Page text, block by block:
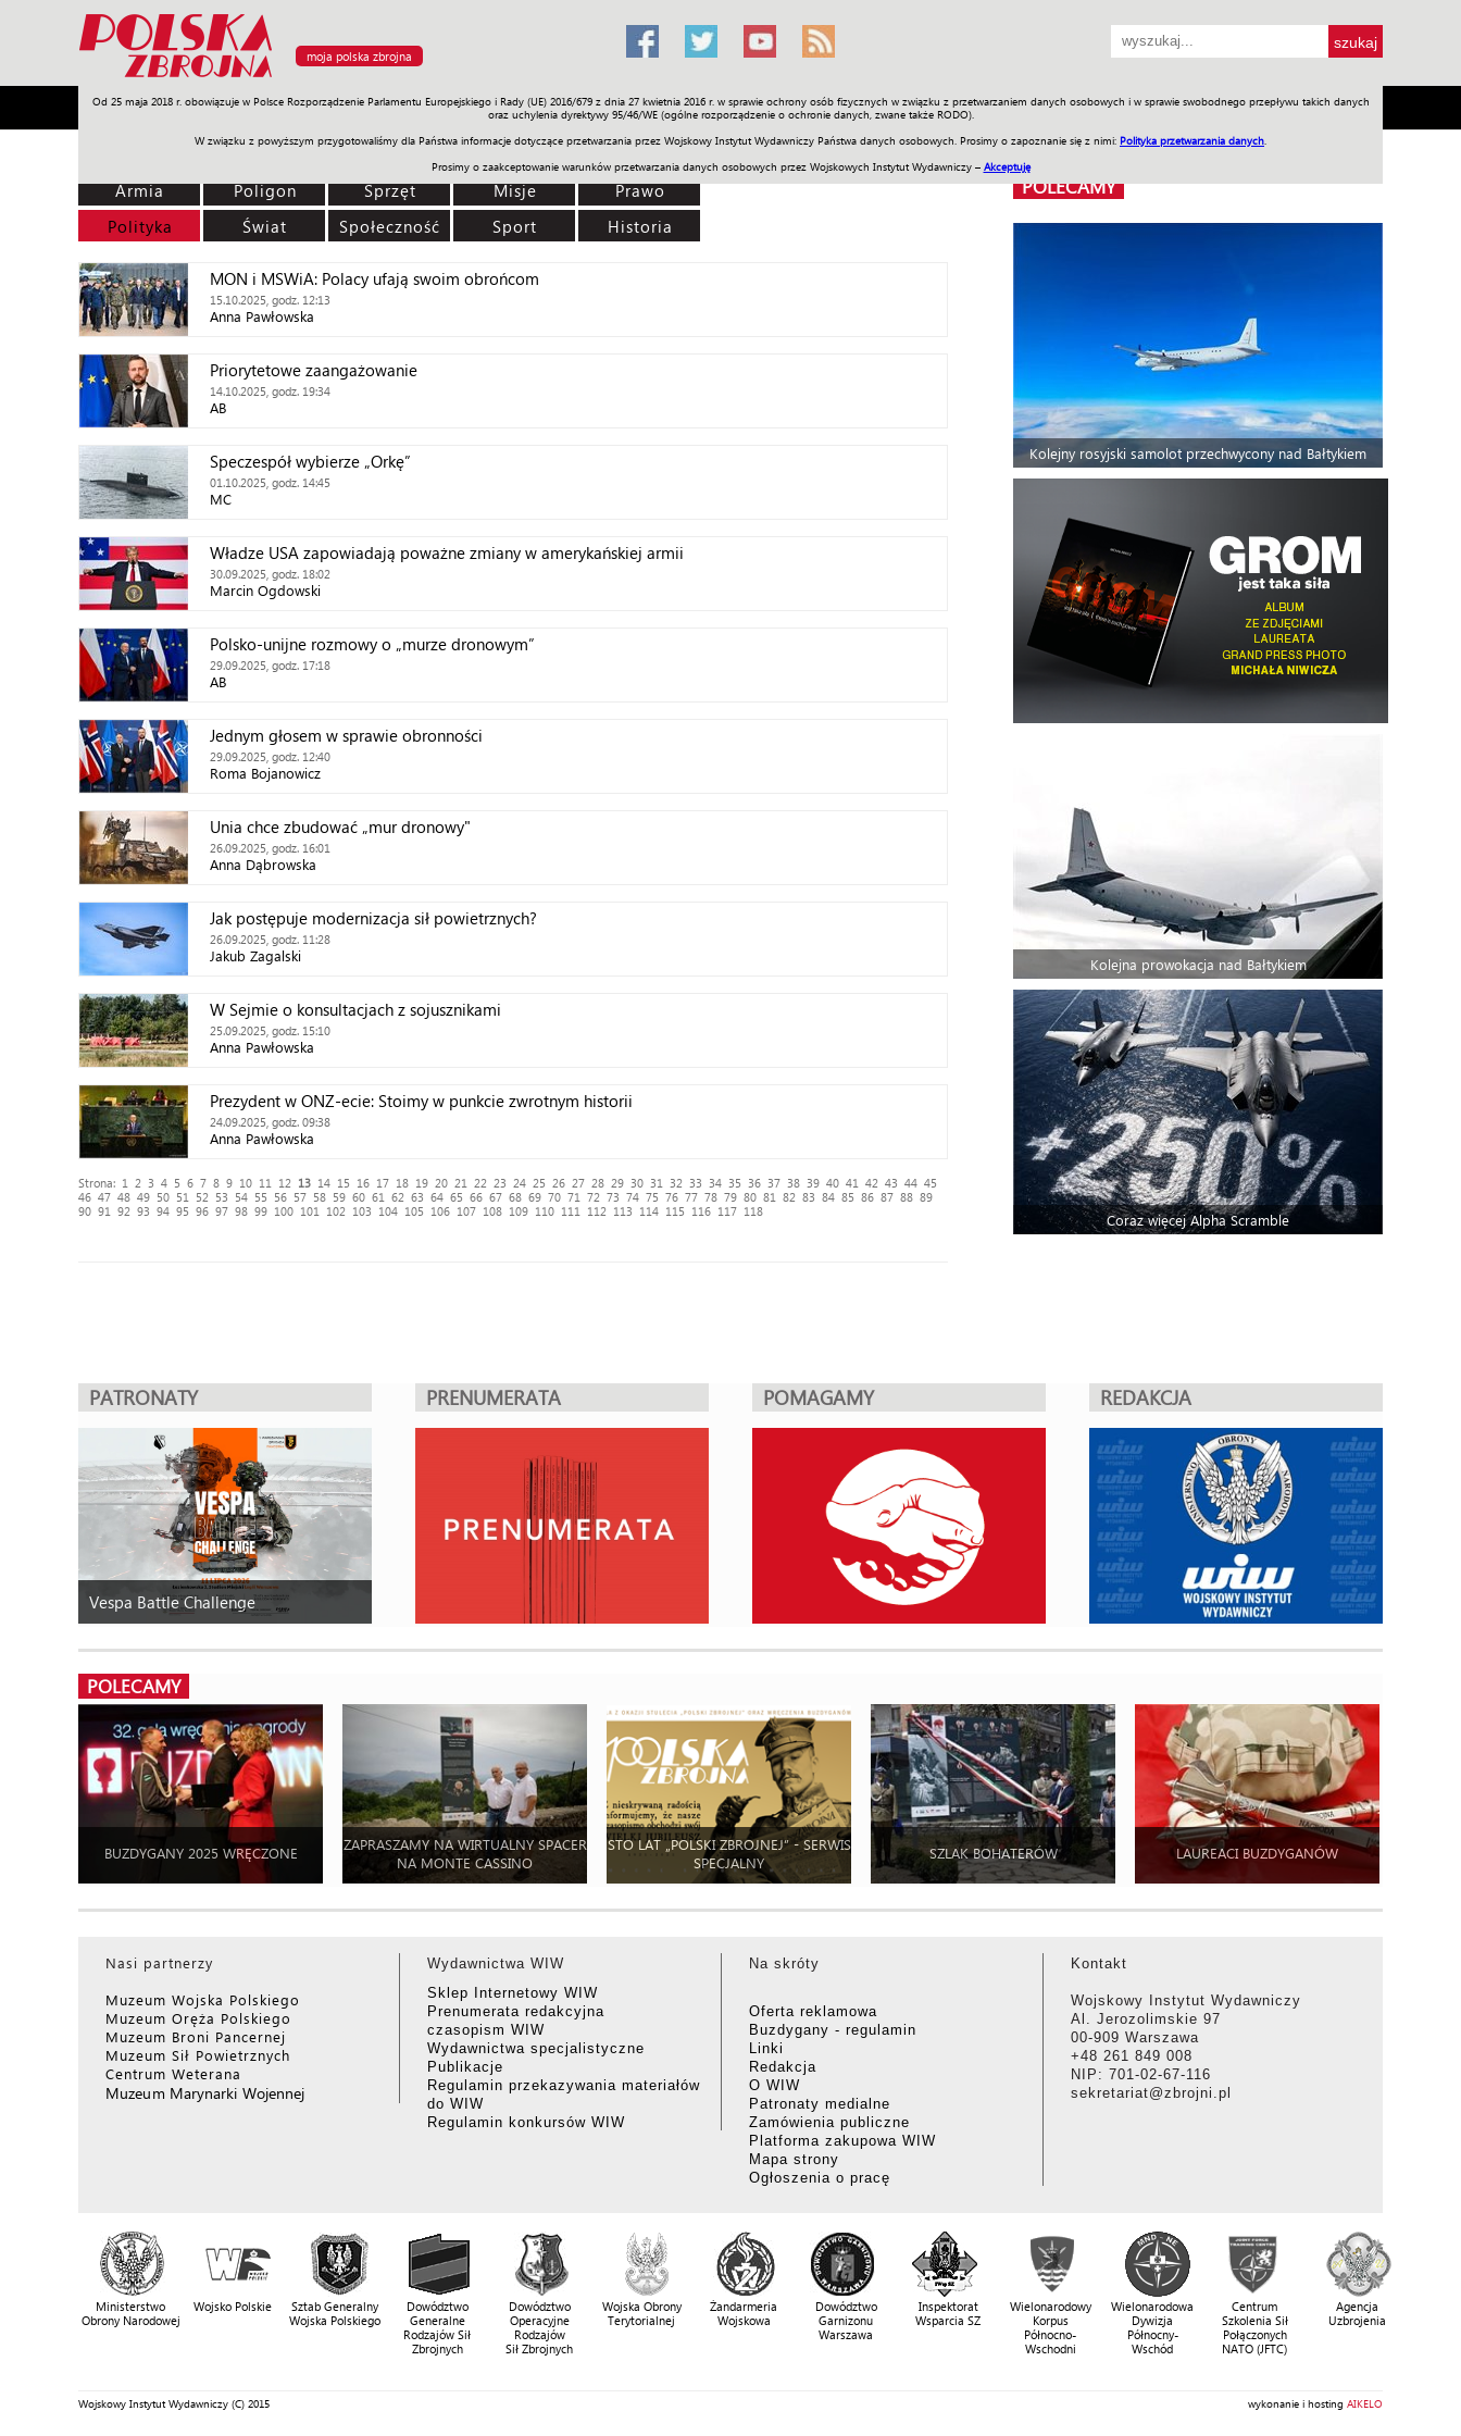
moja polska zbrojna
Od 25 maja 2018 r. obowiązuje w Polsce Rozporządzenie Parlamentu Europejskiego i Rady (UE) 2016/679 z dnia 27 kwietnia 2016 r. w sprawie ochrony osób fizycznych w związku z przetwarzaniem danych osobowych i w sprawie swobodnego przepływu takich danych
oraz uchylenia dyrektywy 95/46/WE (ogólne rozporządzenie o ochronie danych, zwane także RODO).
W związku z powyższym przygotowaliśmy dla Państwa informacje dotyczące przetwarzania przez Wojskowy Instytut Wydawniczy Państwa danych osobowych. Prosimy o zapoznanie się z nimi: Polityka przetwarzania danych
Prosimy o zaakceptowanie warunków przetwarzania danych osobowych przez Wojskowych Instytut Wydawniczy – Akceptuję
Armia Poligon Sprzęt Misje Polityka Prawo Świat Społeczność Sport Historia Galerie Wideo ENGLISH SKLEP Jednodniówki Praca w WIW
Armia Poligon Sprzęt Misje
Prawo
Polityka
Świat Społeczność Sport Historia
MON i MSWiA: Polacy ufają swoim obrońcom
15.10.2025, godz. 12:13
Anna Pawłowska
Priorytetowe zaangażowanie
14.10.2025, godz. 19:34
AB
Speczespół wybierze „Orkę”
01.10.2025, godz. 14:45
MC
Władze USA zapowiadają poważne zmiany w amerykańskiej armii
30.09.2025, godz. 18:02
Marcin Ogdowski
Polsko-unijne rozmowy o „murze dronowym”
29.09.2025, godz. 17:18
AB
Jednym głosem w sprawie obronności
29.09.2025, godz. 12:40
Roma Bojanowicz
Unia chce zbudować „mur dronowy"
26.09.2025, godz. 16:01
Anna Dąbrowska
Jak postępuje modernizacja sił powietrznych?
26.09.2025, godz. 11:28
Jakub Zagalski
W Sejmie o konsultacjach z sojusznikami
25.09.2025, godz. 15:10
Anna Pawłowska
Prezydent w ONZ-ecie: Stoimy w punkcie zwrotnym historii
24.09.2025, godz. 09:38
Anna Pawłowska
Strona: 1 2 3 4 5 6 7 8 9 10 11 12 13 14 15 16 17 18 19 20 21 22 23 24 25 26 27 28 29 30 31 32 33 34 35 36 37 38 39 40 41 42 43 44 45
46 47 48 49 50 51 52 53 54 55 56 57 58 59 60 61 62 63 64 65 66 67 68 69 70 71 72 73 74 75 76 77 78 79 80 81 82 83 84 85 86 87 88 89
90 91 92 93 94 95 96 97 98 99 100 101 102 103 104 105 106 107 108 109 110 111 112 113 114 115 116 117 118
POLECAMY
Kolejny rosyjski samolot przechwycony nad Bałtykiem
Kolejna prowokacja nad Bałtykiem
Coraz więcej Alpha Scramble
PATRONATY
Vespa Battle Challenge
PRENUMERATA POMAGAMY REDAKCJA
POLECAMY
BUZDYGANY 2025 WRĘCZONE
ZAPRASZAMY NA WIRTUALNY SPACER
NA MONTE CASSINO
STO LAT „POLSKI ZBROJNEJ” - SERWIS
SPECJALNY
SZLAK BOHATERÓW LAUREACI BUZDYGANÓW
Nasi partnerzy
Muzeum Wojska Polskiego
Muzeum Oręża Polskiego
Muzeum Broni Pancernej
Muzeum Sił Powietrznych
Centrum Weterana
Muzeum Marynarki Wojennej
Wydawnictwa WIW
Sklep Internetowy WIW
Prenumerata redakcyjna
czasopism WIW
Wydawnictwa specjalistyczne
Publikacje
Regulamin przekazywania materiałów
do WIW
Regulamin konkursów WIW
Na skróty
Oferta reklamowa
Buzdygany - regulamin
Linki
Redakcja
O WIW
Patronaty medialne
Zamówienia publiczne
Platforma zakupowa WIW
Mapa strony
Ogłoszenia o pracę
Kontakt
Wojskowy Instytut Wydawniczy
Al. Jerozolimskie 97
00-909 Warszawa
+48 261 849 008
NIP: 701-02-67-116
sekretariat@zbrojni.pl
Ministerstwo
Obrony Narodowej
Wojsko Polskie
Sztab Generalny
Wojska Polskiego
Dowództwo
Generalne
Rodzajów Sił
Zbrojnych
Dowództwo
Operacyjne
Rodzajów
Sił Zbrojnych
Wojska Obrony
Terytorialnej
Żandarmeria
Wojskowa
Dowództwo
Garnizonu
Warszawa
Inspektorat
Wsparcia SZ
Wielonarodowy
Korpus
Północno-
Wschodni
Wielonarodowa
Dywizja
Północny-
Wschód
Centrum
Szkolenia Sił
Połączonych
NATO (JFTC)
Agencja
Uzbrojenia
Wojskowy Instytut Wydawniczy (C) 2015 wykonanie i hosting AIKELO